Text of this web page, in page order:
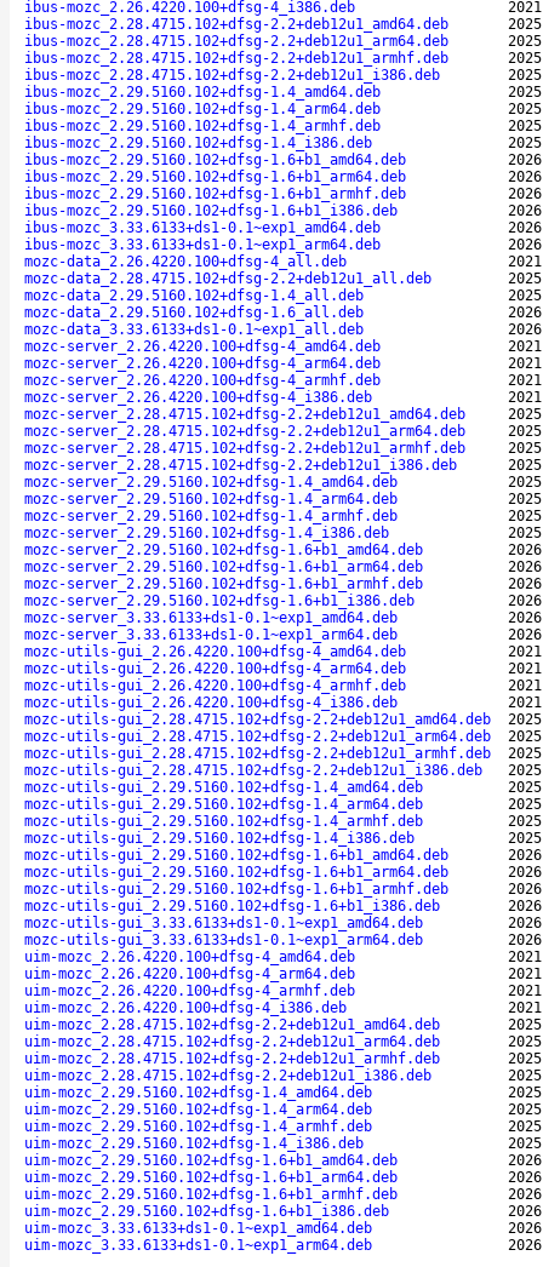
ibus-mozc_2.26.4220.100+dfsg-4_i386.deb
ibus-mozc_2.28.4715.102+dfsg-2.2+deb12u1_amd64.deb
ibus-mozc_2.28.4715.102+dfsg-2.2+deb12u1_arm64.deb
ibus-mozc_2.28.4715.102+dfsg-2.2+deb12u1_armhf.deb
ibus-mozc_2.28.4715.102+dfsg-2.2+deb12u1_i386.deb
ibus-mozc_2.29.5160.102+dfsg-1.4_amd64.deb
ibus-mozc_2.29.5160.102+dfsg-1.4_arm64.deb
ibus-mozc_2.29.5160.102+dfsg-1.4_armhf.deb
ibus-mozc_2.29.5160.102+dfsg-1.4_i386.deb
ibus-mozc_2.29.5160.102+dfsg-1.6+b1_amd64.deb
ibus-mozc_2.29.5160.102+dfsg-1.6+b1_arm64.deb
ibus-mozc_2.29.5160.102+dfsg-1.6+b1_armhf.deb
ibus-mozc_2.29.5160.102+dfsg-1.6+b1_i386.deb
ibus-mozc_3.33.6133+ds1-0.1~exp1_amd64.deb
ibus-mozc_3.33.6133+ds1-0.1~exp1_arm64.deb
mozc-data_2.26.4220.100+dfsg-4_all.deb
mozc-data_2.28.4715.102+dfsg-2.2+deb12u1_all.deb
mozc-data_2.29.5160.102+dfsg-1.4_all.deb
mozc-data_2.29.5160.102+dfsg-1.6_all.deb
mozc-data_3.33.6133+ds1-0.1~exp1_all.deb
mozc-server_2.26.4220.100+dfsg-4_amd64.deb
mozc-server_2.26.4220.100+dfsg-4_arm64.deb
mozc-server_2.26.4220.100+dfsg-4_armhf.deb
mozc-server_2.26.4220.100+dfsg-4_i386.deb
mozc-server_2.28.4715.102+dfsg-2.2+deb12u1_amd64.deb
mozc-server_2.28.4715.102+dfsg-2.2+deb12u1_arm64.deb
mozc-server_2.28.4715.102+dfsg-2.2+deb12u1_armhf.deb
mozc-server_2.28.4715.102+dfsg-2.2+deb12u1_i386.deb
mozc-server_2.29.5160.102+dfsg-1.4_amd64.deb
mozc-server_2.29.5160.102+dfsg-1.4_arm64.deb
mozc-server_2.29.5160.102+dfsg-1.4_armhf.deb
mozc-server_2.29.5160.102+dfsg-1.4_i386.deb
mozc-server_2.29.5160.102+dfsg-1.6+b1_amd64.deb
mozc-server_2.29.5160.102+dfsg-1.6+b1_arm64.deb
mozc-server_2.29.5160.102+dfsg-1.6+b1_armhf.deb
mozc-server_2.29.5160.102+dfsg-1.6+b1_i386.deb
mozc-server_3.33.6133+ds1-0.1~exp1_amd64.deb
mozc-server_3.33.6133+ds1-0.1~exp1_arm64.deb
mozc-utils-gui_2.26.4220.100+dfsg-4_amd64.deb
mozc-utils-gui_2.26.4220.100+dfsg-4_arm64.deb
mozc-utils-gui_2.26.4220.100+dfsg-4_armhf.deb
mozc-utils-gui_2.26.4220.100+dfsg-4_i386.deb
mozc-utils-gui_2.28.4715.102+dfsg-2.2+deb12u1_amd64.deb
mozc-utils-gui_2.28.4715.102+dfsg-2.2+deb12u1_arm64.deb
mozc-utils-gui_2.28.4715.102+dfsg-2.2+deb12u1_armhf.deb
mozc-utils-gui_2.28.4715.102+dfsg-2.2+deb12u1_i386.deb
mozc-utils-gui_2.29.5160.102+dfsg-1.4_amd64.deb
mozc-utils-gui_2.29.5160.102+dfsg-1.4_arm64.deb
mozc-utils-gui_2.29.5160.102+dfsg-1.4_armhf.deb
mozc-utils-gui_2.29.5160.102+dfsg-1.4_i386.deb
mozc-utils-gui_2.29.5160.102+dfsg-1.6+b1_amd64.deb
mozc-utils-gui_2.29.5160.102+dfsg-1.6+b1_arm64.deb
mozc-utils-gui_2.29.5160.102+dfsg-1.6+b1_armhf.deb
mozc-utils-gui_2.29.5160.102+dfsg-1.6+b1_i386.deb
mozc-utils-gui_3.33.6133+ds1-0.1~exp1_amd64.deb
mozc-utils-gui_3.33.6133+ds1-0.1~exp1_arm64.deb
uim-mozc_2.26.4220.100+dfsg-4_amd64.deb
uim-mozc_2.26.4220.100+dfsg-4_arm64.deb
uim-mozc_2.26.4220.100+dfsg-4_armhf.deb
uim-mozc_2.26.4220.100+dfsg-4_i386.deb
uim-mozc_2.28.4715.102+dfsg-2.2+deb12u1_amd64.deb
uim-mozc_2.28.4715.102+dfsg-2.2+deb12u1_arm64.deb
uim-mozc_2.28.4715.102+dfsg-2.2+deb12u1_armhf.deb
uim-mozc_2.28.4715.102+dfsg-2.2+deb12u1_i386.deb
uim-mozc_2.29.5160.102+dfsg-1.4_amd64.deb
uim-mozc_2.29.5160.102+dfsg-1.4_arm64.deb
uim-mozc_2.29.5160.102+dfsg-1.4_armhf.deb
uim-mozc_2.29.5160.102+dfsg-1.4_i386.deb
uim-mozc_2.29.5160.102+dfsg-1.6+b1_amd64.deb
uim-mozc_2.29.5160.102+dfsg-1.6+b1_arm64.deb
uim-mozc_2.29.5160.102+dfsg-1.6+b1_armhf.deb
uim-mozc_2.29.5160.102+dfsg-1.6+b1_i386.deb
uim-mozc_3.33.6133+ds1-0.1~exp1_amd64.deb
uim-mozc_3.33.6133+ds1-0.1~exp1_arm64.deb